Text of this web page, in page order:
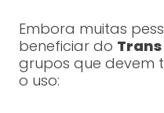
Embora muitas
beneficiar do
grupos que devem
o uso: